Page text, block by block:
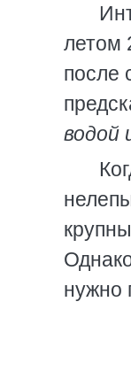
летом
после
водой
нужно